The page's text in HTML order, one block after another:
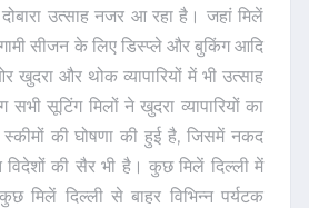
उत्साह नजर आ रहा है। जहां मिलें
सीजन के लिए डिस्प्ले और बुकिंग आदि
खुदरा और थोक व्यापारियों में भी उत्साह
सूटिंग मिलों ने खुदरा व्यापारियों का
की घोषणा की हुई है, जिसमें नकद
विदेशों की सैर भी है। कुछ मिलें दिल्ली में
मिलें दिल्ली से बाहर विभिन्न पर्यटक